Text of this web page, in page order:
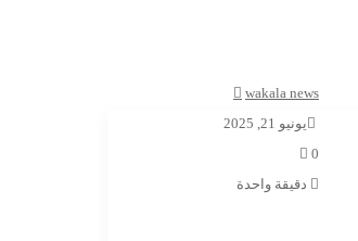
wakala news
يونيو 21, 2025
0
دقيقة واحدة
موقع
الويب